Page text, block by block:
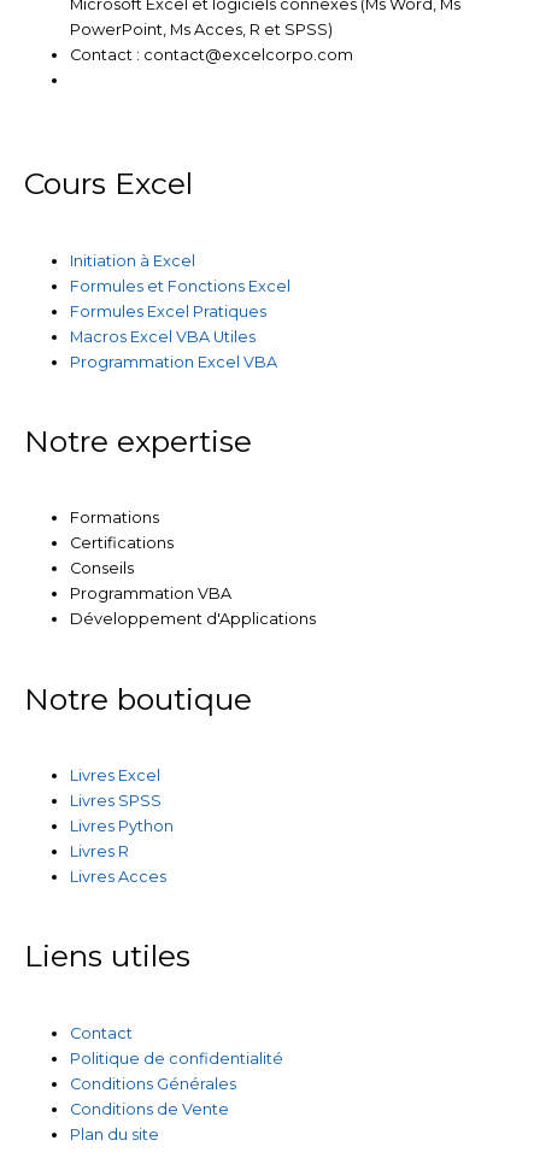
Microsoft Excel et logiciels connexes (Ms Word, Ms
PowerPoint, Ms Acces, R et SPSS)
Contact : contact@excelcorpo.com
Cours Excel
Initiation à Excel
Formules et Fonctions Excel
Formules Excel Pratiques
Macros Excel VBA Utiles
Programmation Excel VBA
Notre expertise
Formations
Certifications
Conseils
Programmation VBA
Développement d'Applications
Notre boutique
Livres Excel
Livres SPSS
Livres Python
Livres R
Livres Acces
Liens utiles
Contact
Politique de confidentialité
Conditions Générales
Conditions de Vente
Plan du site